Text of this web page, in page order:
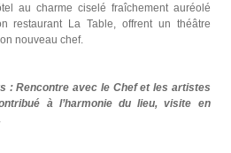
au charme ciselé fraîchement auréolé
restaurant La Table, offrent un théâtre
nouveau chef.
: Rencontre avec le Chef et les artistes
à l’harmonie du lieu, visite en